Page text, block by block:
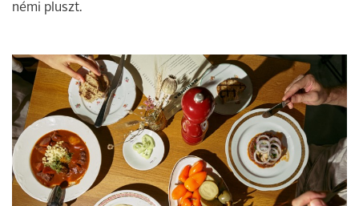
némi pluszt.